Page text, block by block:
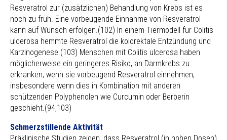
Resveratrol zur (zusätzlichen) Behandlung von Krebs ist es
noch zu früh. Eine vorbeugende Einnahme von Resveratrol
kann auf Wunsch erfolgen.(102) In einem Tiermodell für Colitis
ulcerosa hemmte Resveratrol die kolorektale Entzündung und
Karzinogenese.(103) Menschen mit Colitis ulcerosa haben
möglicherweise ein geringeres Risiko, an Darmkrebs zu
erkranken, wenn sie vorbeugend Resveratrol einnehmen,
insbesondere wenn dies in Kombination mit anderen
schützenden Polyphenolen wie Curcumin oder Berberin
geschieht.(94,103)
Schmerzstillende Aktivität